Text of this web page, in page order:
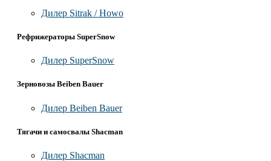
Дилер Sitrak / Howo
Рефрижераторы SuperSnow
Дилер SuperSnow
Зерновозы Beiben Bauer
Дилер Beiben Bauer
Тягачи и самосвалы Shacman
Дилер Shacman